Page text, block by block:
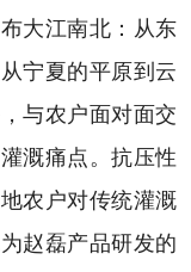
大江南北：从东
宁夏的平原到云
与农户面对面交
溉痛点。抗压性
农户对传统灌溉
赵磊产品研发的